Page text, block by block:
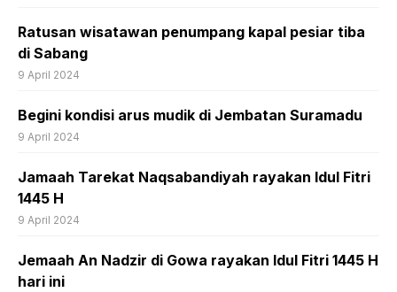
Ratusan wisatawan penumpang kapal pesiar tiba
di Sabang
9 April 2024
Begini kondisi arus mudik di Jembatan Suramadu
9 April 2024
Jamaah Tarekat Naqsabandiyah rayakan Idul Fitri
1445 H
9 April 2024
Jemaah An Nadzir di Gowa rayakan Idul Fitri 1445 H
hari ini